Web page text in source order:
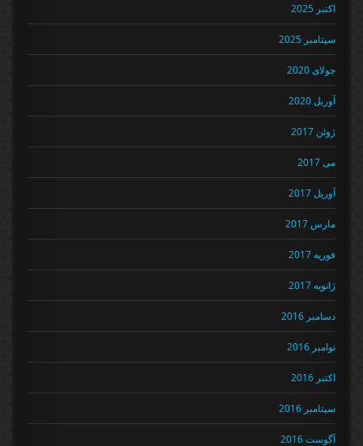
اکتبر 2025
سپتامبر 2025
جولای 2020
آوریل 2020
ژوئن 2017
می 2017
آوریل 2017
مارس 2017
فوریه 2017
ژانویه 2017
دسامبر 2016
نوامبر 2016
اکتبر 2016
سپتامبر 2016
آگوست 2016